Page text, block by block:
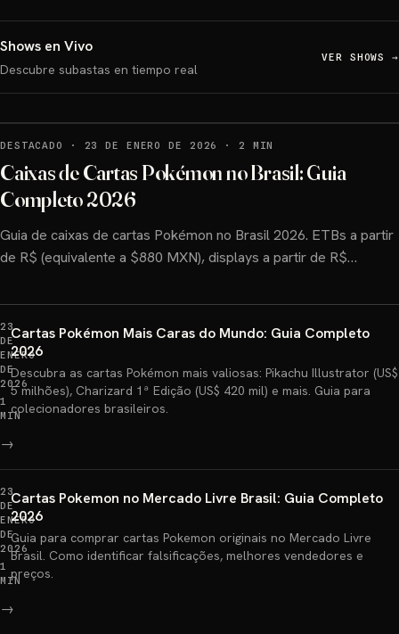
Shows en Vivo
Descubre subastas en tiempo real
VER SHOWS →
DESTACADO · 23 DE ENERO DE 2026 · 2 MIN
Caixas de Cartas Pokémon no Brasil: Guia
Completo 2026
Guia de caixas de cartas Pokémon no Brasil 2026. ETBs a partir
de R$ (equivalente a $880 MXN), displays a partir de R$
e onde comprar.
23
DE
ENERO
DE
2026
1
MIN
Cartas Pokémon Mais Caras do Mundo: Guia Completo
2026
Descubra as cartas Pokémon mais valiosas: Pikachu Illustrator (US$
5 milhões), Charizard 1ª Edição (US$ 420 mil) e mais. Guia para
colecionadores brasileiros.
→
23
DE
ENERO
DE
2026
1
MIN
Cartas Pokemon no Mercado Livre Brasil: Guia Completo
2026
Guia para comprar cartas Pokemon originais no Mercado Livre
Brasil. Como identificar falsificações, melhores vendedores e
preços.
→